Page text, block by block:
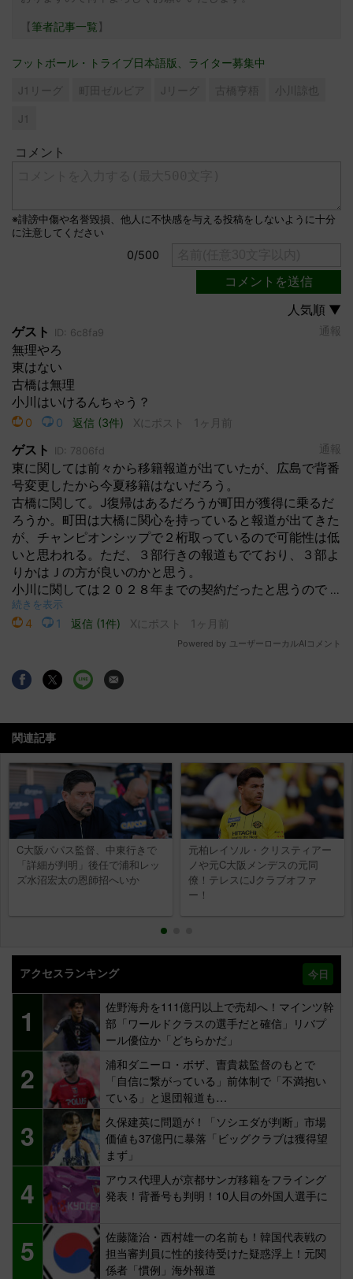
【筆者記事一覧】
フットボール・トライブ日本語版、ライター募集中
J1リーグ 町田ゼルビア Jリーグ 古橋亨梧
小川諒也
J1
関連記事
C大阪パパス監督、中東行きで
「詳細が判明」後任で浦和レッ
ズ水沼宏太の恩師招へいか
元柏レイソル・クリスティアー
ノや元C大阪メンデスの元同
僚！テレスにJクラブオファ
ー！
アクセスランキング 今日
1
佐野海舟を111億円以上で売却へ！マインツ幹
部「ワールドクラスの選手だと確信」リバプ
ール優位か「どちらかだ」
2
浦和ダニーロ・ボザ、曺貴裁監督のもとで
「自信に繋がっている」前体制で「不満抱い
ている」と退団報道も…
3
久保建英に問題が！「ソシエダが判断」市場
価値も37億円に暴落「ビッグクラブは獲得望
まず」
4
アウス代理人が京都サンガ移籍をフライング
発表！背番号も判明！10人目の外国人選手に
5
佐藤隆治・西村雄一の名前も！韓国代表戦の
担当審判員に性的接待受けた疑惑浮上！元関
係者「慣例」海外報道